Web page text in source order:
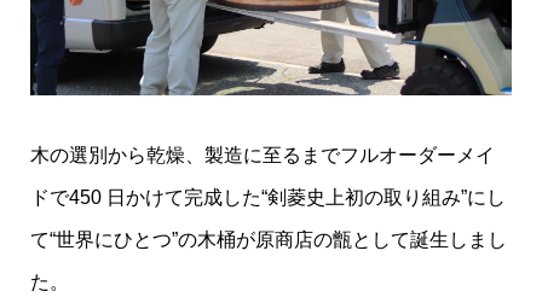
木の選別から乾燥、製造に至るまでフルオーダーメイ
ドで450 日かけて完成した“剣菱史上初の取り組み”にし
て“世界にひとつ”の木桶が原商店の甑として誕生しまし
た。